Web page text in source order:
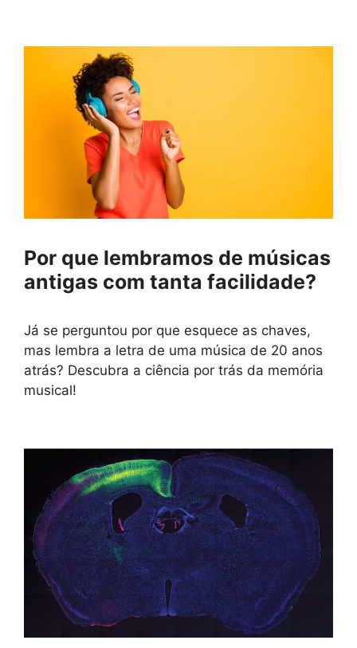
Por que lembramos de músicas
antigas com tanta facilidade?
Já se perguntou por que esquece as chaves,
mas lembra a letra de uma música de 20 anos
atrás? Descubra a ciência por trás da memória
musical!